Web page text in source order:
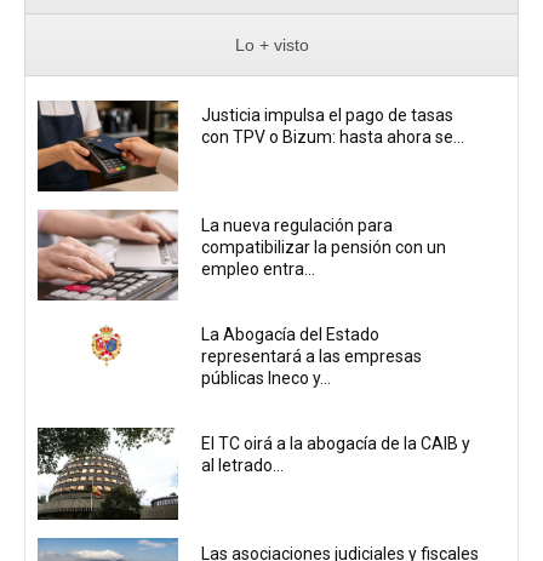
Lo + visto
Justicia impulsa el pago de tasas
con TPV o Bizum: hasta ahora se...
La nueva regulación para
compatibilizar la pensión con un
empleo entra...
La Abogacía del Estado
representará a las empresas
públicas Ineco y...
El TC oirá a la abogacía de la CAIB y
al letrado...
Las asociaciones judiciales y fiscales